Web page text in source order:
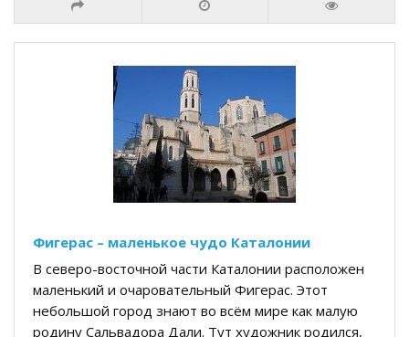
Фигерас – маленькое чудо Каталонии
В северо-восточной части Каталонии расположен
маленький и очаровательный Фигерас. Этот
небольшой город знают во всём мире как малую
родину Сальвадора Дали. Тут художник родился,